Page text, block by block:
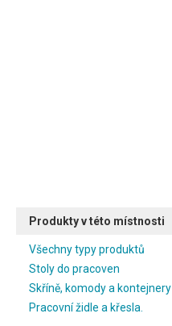
Produkty v této místnosti
Všechny typy produktů
Stoly do pracoven
Skříně, komody a kontejnery
Pracovní židle a křesla.